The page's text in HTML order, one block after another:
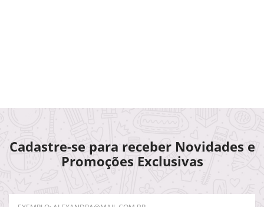
Cadastre-se para receber Novidades e
Promoções Exclusivas